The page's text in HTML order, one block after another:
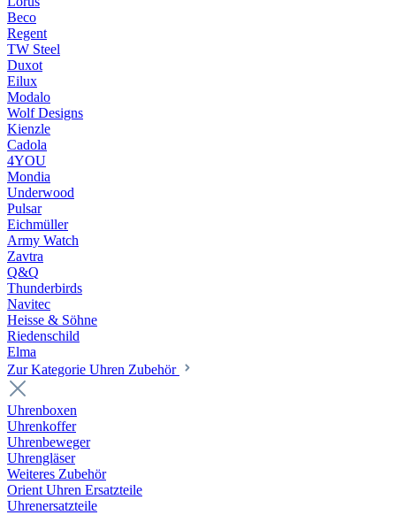
Beco
Regent
TW Steel
Duxot
Eilux
Modalo
Wolf Designs
Kienzle
Cadola
4YOU
Mondia
Underwood
Pulsar
Eichmüller
Army Watch
Zavtra
Q&Q
Thunderbirds
Navitec
Heisse & Söhne
Riedenschild
Elma
Zur Kategorie Uhren Zubehör
Uhrenboxen
Uhrenkoffer
Uhrenbeweger
Uhrengläser
Weiteres Zubehör
Orient Uhren Ersatzteile
Uhrenersatzteile